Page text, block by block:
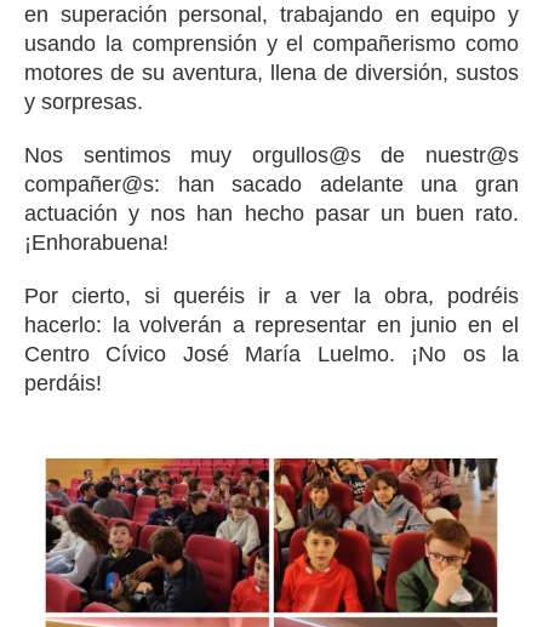
en superación personal, trabajando en equipo y
usando la comprensión y el compañerismo como
motores de su aventura, llena de diversión, sustos
y sorpresas.
Nos sentimos muy orgullos@s de nuestr@s
compañer@s: han sacado adelante una gran
actuación y nos han hecho pasar un buen rato.
¡Enhorabuena!
Por cierto, si queréis ir a ver la obra, podréis
hacerlo: la volverán a representar en junio en el
Centro Cívico José María Luelmo. ¡No os la
perdáis!